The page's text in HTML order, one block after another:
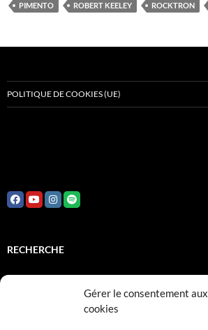
Gérer le consentement aux
cookies
PIMENTO
ROBERT KEELEY ROCKTRON
POLITIQUE DE COOKIES (UE)
RECHERCHE